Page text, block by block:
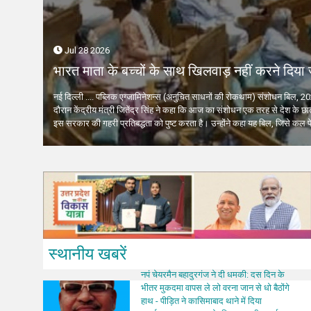
Jul 28 2026
भारत माता के बच्चों के साथ खिलवाड़ नहीं करने दिया
नई दिल्ली .... पब्लिक एग्जामिनेशन्स (अनुचित साधनों की रोकथाम) संशोधन बिल,
दौरान केंद्रीय मंत्री जितेंद्र सिंह ने कहा कि आज का संशोधन एक तरह से देश के
इस सरकार की गहरी प्रतिबद्धता को पुष्ट करता है। उन्होंने कहा यह बिल, जिसे
जिस होटल में ठहरे थे, उससे 125 मीटर दूर दो ब्लास्ट,
18 घायल, मैक्रों सुरक्षित
नई दिल्ली.... सीरिया की राजधानी दमिश्क में मंगलवार को
फ्रांस के राष्ट्रपति मैक्रों की होटल के पास धमाका
हुआ। सीरिया की राजधानी दमिश्क में फ्रांस के...
मुख्यमंत्री ने
निर्देश
लखनऊ ....
उनकी
कराने के
स्थानीय खबरें
नपं चेयरमैन बहादुरगंज ने दी धमकी: दस दिन के
भीतर मुकदमा वापस ले लो वरना जान से धो बैठोंगे
हाथ - पीड़ित ने कासिमाबाद थाने में दिया